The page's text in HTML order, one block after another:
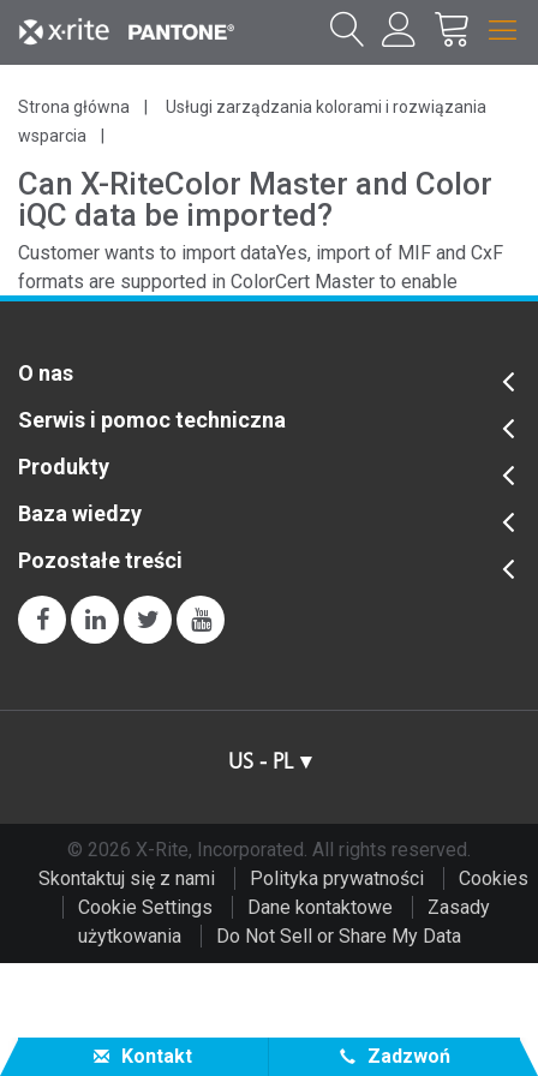
Strona główna
Usługi zarządzania kolorami i rozwiązania
wsparcia
Can X-RiteColor Master and Color
iQC data be imported?
Customer wants to import dataYes, import of MIF and CxF
formats are supported in ColorCert Master to enable
O nas
Serwis i pomoc techniczna
Produkty
Baza wiedzy
Pozostałe treści
US - PL
© 2026 X-Rite, Incorporated. All rights reserved.
Skontaktuj się z nami
Polityka prywatności
Cookies
Cookie Settings
Dane kontaktowe
Zasady
użytkowania
Do Not Sell or Share My Data
Kontakt Zadzwoń